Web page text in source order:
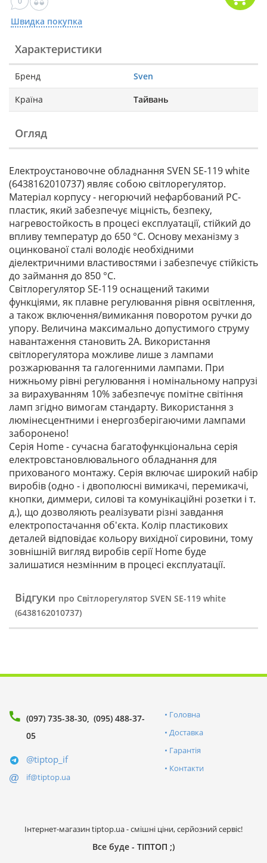
Швидка покупка
Характеристики
Бренд Sven
Країна Тайвань
Огляд
Електроустановочне обладнання SVEN SE-119 white
(6438162010737) являє собою світлорегулятор.
Матеріал корпусу - негорючий нефарбований PC-
пластик, який забезпечує міцність, безпеку,
нагревостойкость в процесі експлуатації, стійкий до
впливу температур до 650 °С. Основу механізму з
оцинкованої сталі володіє необхідними
діелектричними властивостями і забезпечує стійкість
до займання до 850 °С.
Світлорегулятор SE-119 оснащений такими
функціями, як плавне регулювання рівня освітлення,
а також включення/вимикання поворотом ручки до
упору. Величина максимально допустимого струму
навантаження становить 2А. Використання
світлорегулятора можливе лише з лампами
розжарювання та галогенними лампами. При
нижньому рівні регулювання і номінальному напрузі
за вирахуванням 10% забезпечує помітне світіння
ламп згідно вимогам стандарту. Використання з
люмінесцентними і енергозберігаючими лампами
заборонено!
Серія Home - сучасна багатофункціональна серія
електровстановлювального обладнання для
прихованого монтажу. Серія включає широкий набір
виробів (одно - і двополюсні вимикачі, перемикачі,
кнопки, диммери, силові та комунікаційні розетки і т.
д.), що дозволяють реалізувати різні завдання
електропостачання об'єкта. Колір пластикових
деталей відповідає кольору вихідної сировини, тому
зовнішній вигляд виробів серії Home буде
залишатися незмінним в процесі експлуатації.
Відгуки про Світлорегулятор SVEN SE-119 white
(6438162010737)
(097) 735-38-30 (095) 488-37-
05
@tiptop_if
if@tiptop.ua
Головна
Доставка
Гарантія
Контакти
Інтернет-магазин tiptop.ua - смішні ціни, серйозний сервіс!
Все буде - ТІПТОП ;)